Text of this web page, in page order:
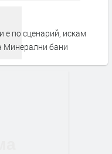
е по сценарий, искам
Минерални бани